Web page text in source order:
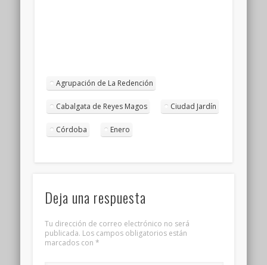
Agrupación de La Redención
Cabalgata de Reyes Magos Ciudad Jardín
Córdoba Enero
Deja una respuesta
Tu dirección de correo electrónico no será
publicada. Los campos obligatorios están
marcados con *